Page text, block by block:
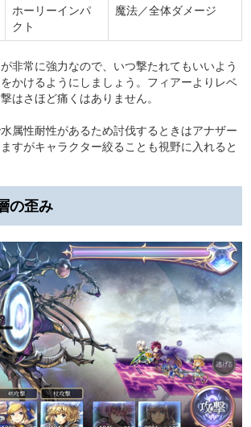
ホーリーインパ
クト
魔法／全体ダメージ
非常に強力なので、いつ撃たれてもいいよう
かけるようにしましょう。フィアーよりレベ
はさほど痛くはありません。
属性耐性があるため討伐するときはアナザー
すがキャラクター絞ることも視野に入れると
の歪み